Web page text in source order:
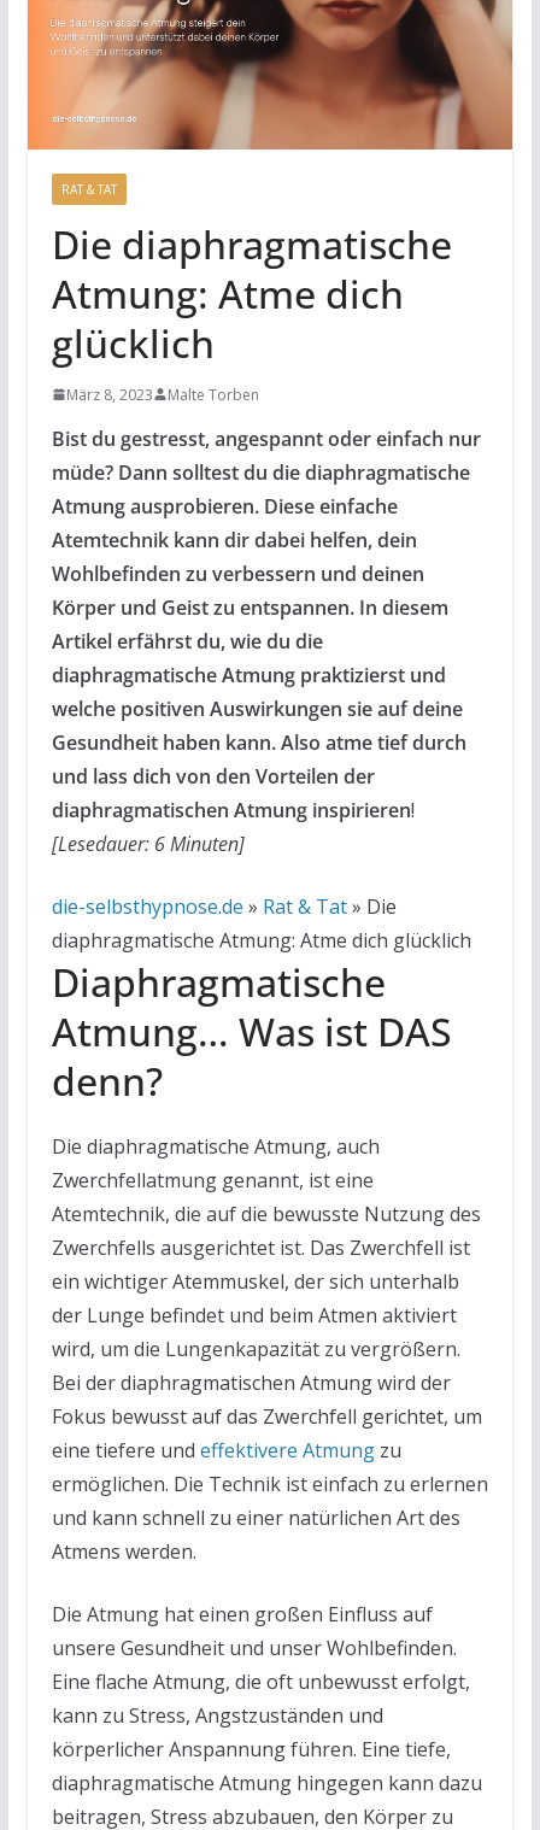
RAT & TAT
Die diaphragmatische
Atmung: Atme dich
glücklich
März 8, 2023 Malte Torben
Bist du gestresst, angespannt oder einfach nur
müde? Dann solltest du die diaphragmatische
Atmung ausprobieren. Diese einfache
Atemtechnik kann dir dabei helfen, dein
Wohlbefinden zu verbessern und deinen
Körper und Geist zu entspannen. In diesem
Artikel erfährst du, wie du die
diaphragmatische Atmung praktizierst und
welche positiven Auswirkungen sie auf deine
Gesundheit haben kann. Also atme tief durch
und lass dich von den Vorteilen der
diaphragmatischen Atmung inspirieren!
[Lesedauer: 6 Minuten]
die-selbsthypnose.de » Rat & Tat» Die
diaphragmatische Atmung: Atme dich glücklich
Diaphragmatische
Atmung… Was ist DAS
denn?
Die diaphragmatische Atmung, auch
Zwerchfellatmung genannt, ist eine
Atemtechnik, die auf die bewusste Nutzung des
Zwerchfells ausgerichtet ist. Das Zwerchfell ist
ein wichtiger Atemmuskel, der sich unterhalb
der Lunge befindet und beim Atmen aktiviert
wird, um die Lungenkapazität zu vergrößern.
Bei der diaphragmatischen Atmung wird der
Fokus bewusst auf das Zwerchfell gerichtet, um
eine tiefere und effektivere Atmungzu
ermöglichen. Die Technik ist einfach zu erlernen
und kann schnell zu einer natürlichen Art des
Atmens werden.
Die Atmung hat einen großen Einfluss auf
unsere Gesundheit und unser Wohlbefinden.
Eine flache Atmung, die oft unbewusst erfolgt,
kann zu Stress, Angstzuständen und
körperlicher Anspannung führen. Eine tiefe,
diaphragmatische Atmung hingegen kann dazu
beitragen, Stress abzubauen, den Körper zu